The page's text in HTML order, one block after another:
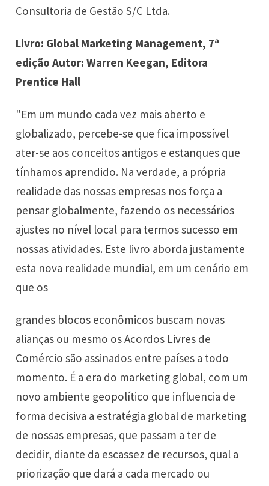
Consultoria de Gestão S/C Ltda.
Livro: Global Marketing Management, 7ª
edição Autor: Warren Keegan, Editora
Prentice Hall
"Em um mundo cada vez mais aberto e
globalizado, percebe-se que fica impossível
ater-se aos conceitos antigos e estanques que
tínhamos aprendido. Na verdade, a própria
realidade das nossas empresas nos força a
pensar globalmente, fazendo os necessários
ajustes no nível local para termos sucesso em
nossas atividades. Este livro aborda justamente
esta nova realidade mundial, em um cenário em
que os
grandes blocos econômicos buscam novas
alianças ou mesmo os Acordos Livres de
Comércio são assinados entre países a todo
momento. É a era do marketing global, com um
novo ambiente geopolítico que influencia de
forma decisiva a estratégia global de marketing
de nossas empresas, que passam a ter de
decidir, diante da escassez de recursos, qual a
priorização que dará a cada mercado ou